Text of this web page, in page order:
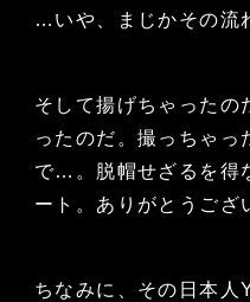
…いや、まじかその流
そして揚げちゃったの
ったのだ。撮っちゃっ
で…。脱帽せざるを得
ート。ありがとうござ
ちなみに、その日本人